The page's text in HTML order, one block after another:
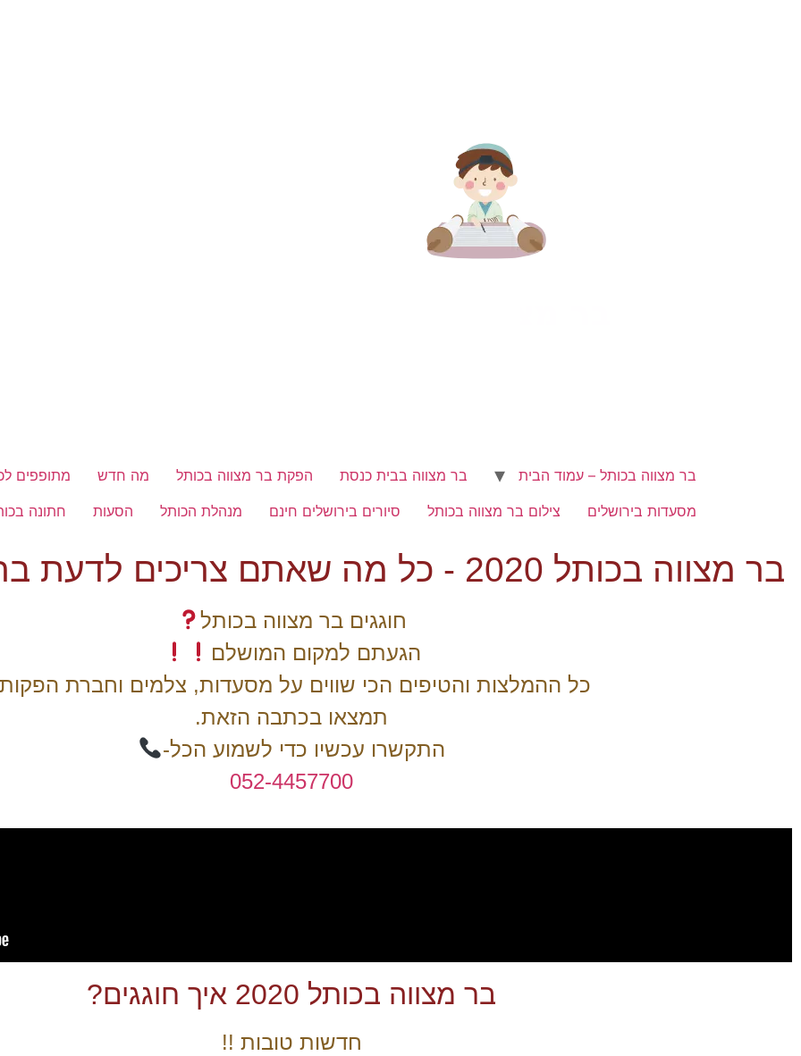
בר מצווה בכותל – עמוד הבית בר מצווה בבית כנסת הפקת בר מצווה בכותל מה חדש
מתופפים
מסעדות בירושלים
צילום בר מצווה בכותל סיורים בירושלים חינם מנהלת הכותל הסעות חתונה
בר מצווה בכותל 2020 - כל מה שאתם צריכים לדעת בר מצווה בכותל
חוגגים בר מצווה בכותל
הגעתם למקום המושלם
כל ההמלצות והטיפים הכי שווים על מסעדות, צלמים וחברת
תמצאו בכתבה הזאת.
התקשרו עכשיו כדי לשמוע הכל-
052-4457700
בר מצווה בכותל 2020 איך חוגגים?
חדשות טובות !!